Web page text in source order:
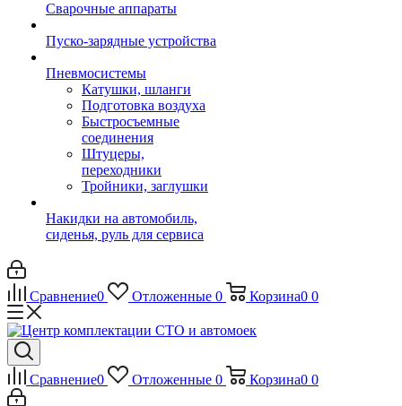
Сварочные аппараты
Пуско-зарядные устройства
Пневмосистемы
Катушки, шланги
Подготовка воздуха
Быстросъемные
соединения
Штуцеры,
переходники
Тройники, заглушки
Накидки на автомобиль,
сиденья, руль для сервиса
Сравнение0 Отложенные 0 Корзина0 0
Сравнение0 Отложенные 0 Корзина0 0